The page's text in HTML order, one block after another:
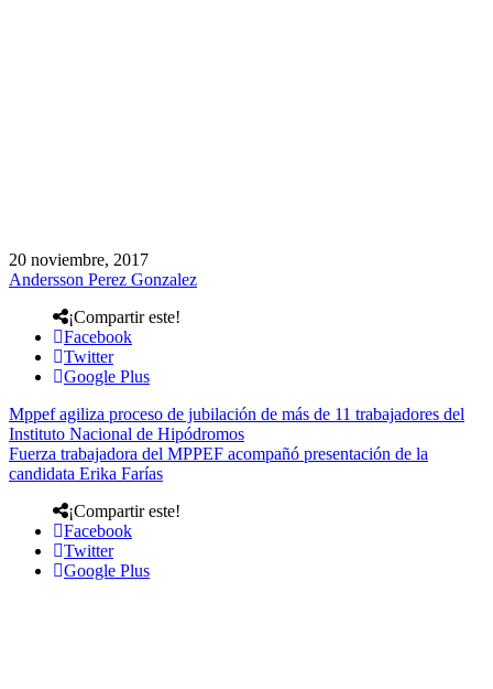
20 noviembre, 2017
Andersson Perez Gonzalez
¡Compartir este!
Facebook
Twitter
Google Plus
Mppef agiliza proceso de jubilación de más de 11 trabajadores del
Instituto Nacional de Hipódromos
Fuerza trabajadora del MPPEF acompañó presentación de la
candidata Erika Farías
¡Compartir este!
Facebook
Twitter
Google Plus